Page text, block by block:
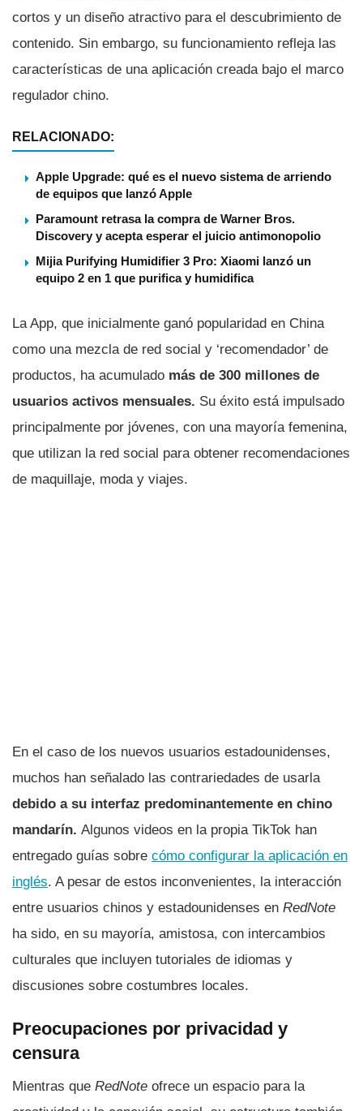
cortos y un diseño atractivo para el descubrimiento de
contenido. Sin embargo, su funcionamiento refleja las
características de una aplicación creada bajo el marco
regulador chino.
RELACIONADO:
Apple Upgrade: qué es el nuevo sistema de arriendo
de equipos que lanzó Apple
Paramount retrasa la compra de Warner Bros.
Discovery y acepta esperar el juicio antimonopolio
Mijia Purifying Humidifier 3 Pro: Xiaomi lanzó un
equipo 2 en 1 que purifica y humidifica
La App, que inicialmente ganó popularidad en China
como una mezcla de red social y ‘recomendador’ de
productos, ha acumulado más de 300 millones de
usuarios activos mensuales. Su éxito está impulsado
principalmente por jóvenes, con una mayoría femenina,
que utilizan la red social para obtener recomendaciones
de maquillaje, moda y viajes.
En el caso de los nuevos usuarios estadounidenses,
muchos han señalado las contrariedades de usarla
debido a su interfaz predominantemente en chino
mandarín. Algunos videos en la propia TikTok han
entregado guías sobre cómo configurar la aplicación en
inglés. A pesar de estos inconvenientes, la interacción
entre usuarios chinos y estadounidenses en RedNote
ha sido, en su mayoría, amistosa, con intercambios
culturales que incluyen tutoriales de idiomas y
discusiones sobre costumbres locales.
Preocupaciones por privacidad y
censura
Mientras que RedNote ofrece un espacio para la